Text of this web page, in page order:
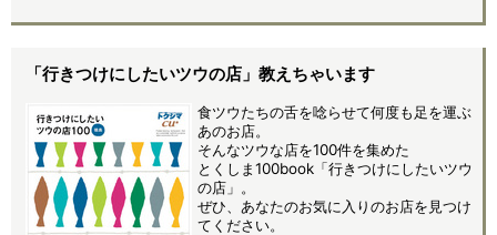
「行きつけにしたいツウの店」教えちゃいます
食ツウたちの舌を唸らせて何度も足を運ぶ
あのお店。
そんなツウな店を100件を集めた
とくしま100book「行きつけにしたいツウ
の店」。
ぜひ、あなたのお気に入りのお店を見つけ
てください。